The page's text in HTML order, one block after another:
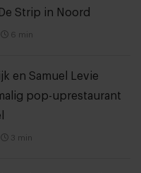
Strip in Noord
6 min
en Samuel Levie
pop-uprestaurant
3 min